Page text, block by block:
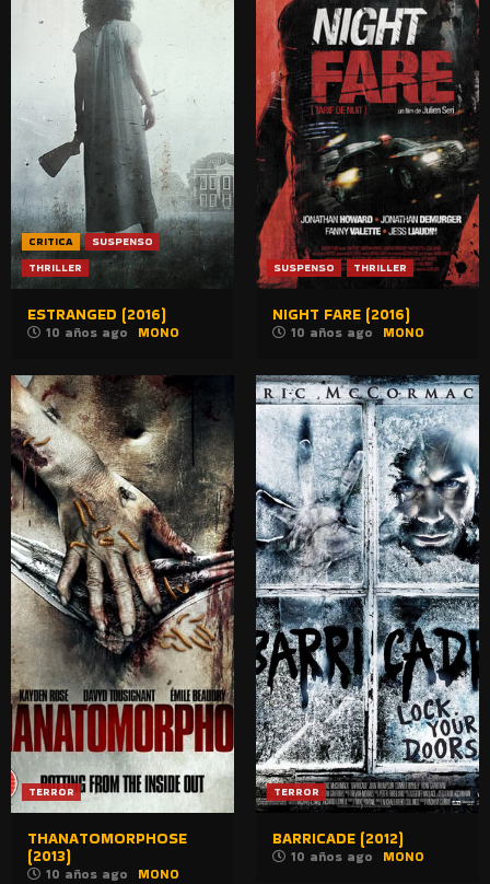
CRITICA
SUSPENSO
THRILLER
ESTRANGED (2016)
10 años ago MONO
SUSPENSO THRILLER
NIGHT FARE (2016)
10 años ago MONO
TERROR
THANATOMORPHOSE
(2013)
10 años ago MONO
TERROR
BARRICADE (2012)
10 años ago MONO